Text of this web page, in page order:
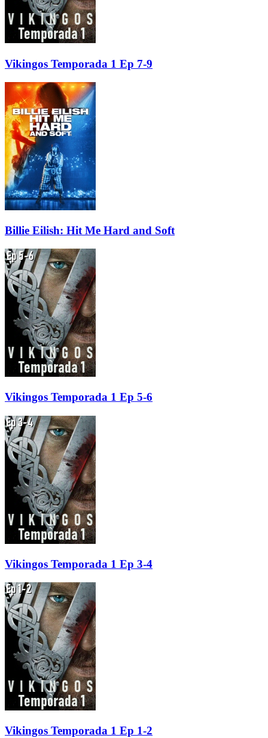
Vikingos Temporada 1 Ep 7-9
Billie Eilish: Hit Me Hard and Soft
Vikingos Temporada 1 Ep 5-6
Vikingos Temporada 1 Ep 3-4
Vikingos Temporada 1 Ep 1-2